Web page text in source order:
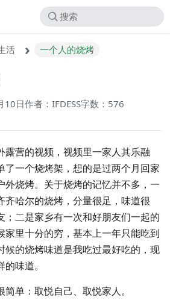
活 一个人的烧烤
10日作者：IFDESS字数：576
露营的视频，视频里一家人其乐融
了一个烧烤架，想的是过两个月回家
外烧烤。关于烧烤的记忆并不多，一
齐哈尔的烧烤，分量很足，味道很
；二是家乡有一次和好朋友们一起的
家里十分的穷，基本上一年只能吃到
候的烧烤味道是我吃过最好吃的，现
味道。
单：取悦自己、取悦家人。